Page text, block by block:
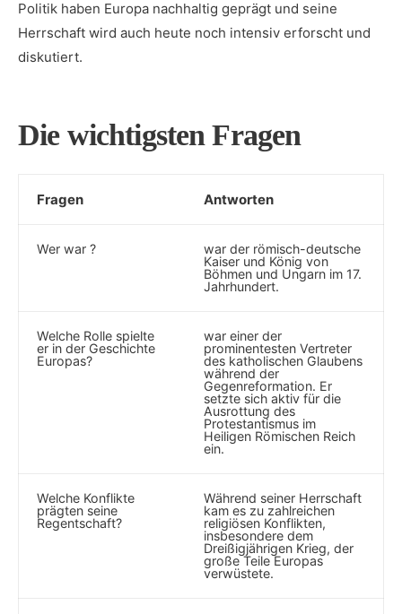
Politik haben⁣ Europa nachhaltig⁤ geprägt und seine
Herrschaft wird‌ auch‍ heute noch intensiv erforscht und
diskutiert.
Die ‍wichtigsten Fragen
Fragen Antworten
Wer war ?
war der römisch-deutsche
Kaiser und König von
Böhmen und Ungarn im 17.
Jahrhundert.
Welche Rolle spielte
er in‌ der Geschichte​
Europas?
war einer der
⁤prominentesten Vertreter
des ‌katholischen Glaubens⁣
während der
Gegenreformation. Er
setzte sich aktiv​ für die
Ausrottung des
Protestantismus im
Heiligen ⁢Römischen Reich
ein.
Welche Konflikte
prägten seine
Regentschaft?
Während‍ seiner Herrschaft
kam​ es⁤ zu⁢ zahlreichen
religiösen Konflikten,
insbesondere dem
Dreißigjährigen Krieg, der
‌große Teile Europas
verwüstete.